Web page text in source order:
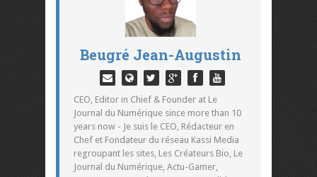
Beugré Jean-Augustin
CEO, Editor in Chief & Founder at Le
Journal du Numérique since more than 10
years now - Je suis le CEO, Rédacteur en
Chef et Fondateur du réseau Kassi Media
regroupant les sites, Les Créateurs Bio, Le
Journal du Numérique, Actu-Gamer,